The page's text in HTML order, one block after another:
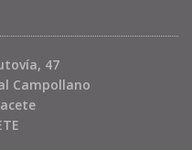
47
Campollano